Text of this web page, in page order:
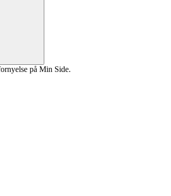
på Min Side.